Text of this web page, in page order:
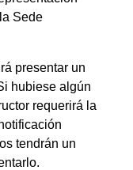
Sede
presentar un
hubiese algún
requerirá la
tendrán un